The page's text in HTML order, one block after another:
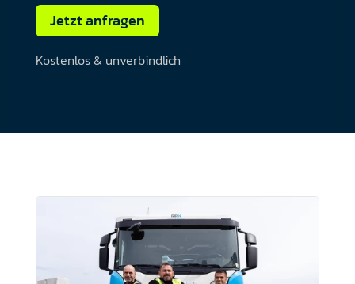
content/uploads/2025/03/Website-Header-Video.mp4
Jetzt anfragen
Kostenlos & unverbindlich